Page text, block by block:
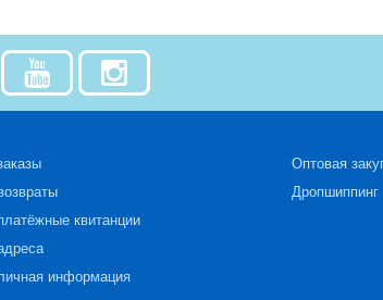
квитанции
информация
Оптовая
Дропшиппинг